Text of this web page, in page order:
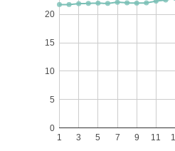
1 3 5 7 9 11
0
5
10
15
20